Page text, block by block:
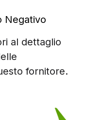
Negativo
al dettaglio
fornitore.